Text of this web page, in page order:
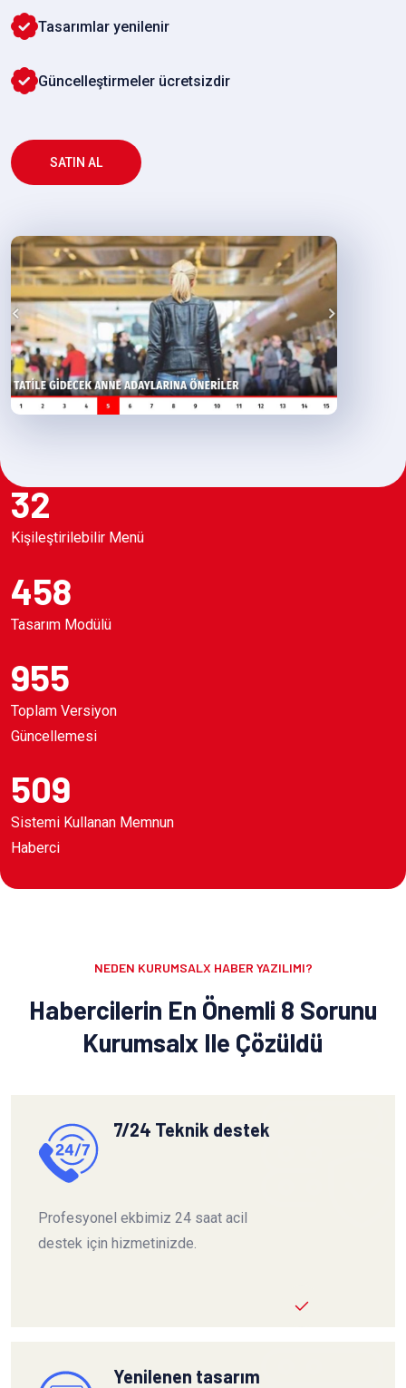
Tasarımlar yenilenir
Güncelleştirmeler ücretsizdir
SATIN AL
32
Kişileştirilebilir Menü
458
Tasarım Modülü
955
Toplam Versiyon
Güncellemesi
509
Sistemi Kullanan Memnun
Haberci
NEDEN KURUMSALX HABER YAZILIMI?
Habercilerin En Önemli 8 Sorunu
Kurumsalx Ile Çözüldü
7/24 Teknik destek
Profesyonel ekbimiz 24 saat acil
destek için hizmetinizde.
Yenilenen tasarım